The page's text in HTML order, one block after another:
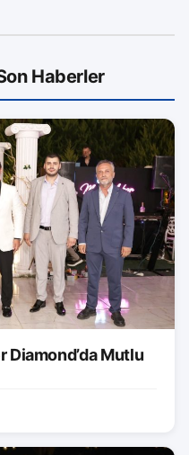
Haberler
Diamond’da Mutlu